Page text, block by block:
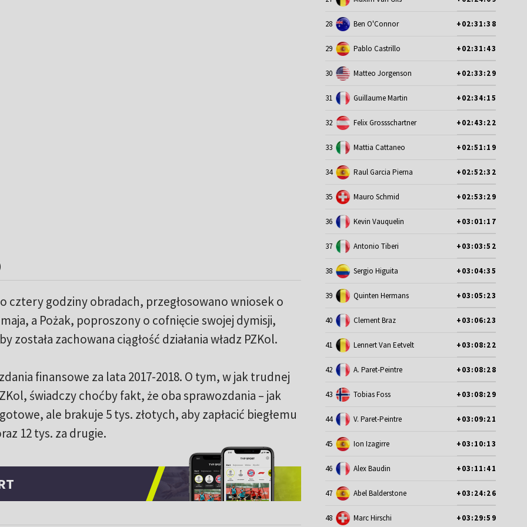
#JANUSZ POŻAK #KOLARSTWO
UDOSTĘPNIJ NA X
Polka dziewiąta na szóstym etapie Tour de
28 Ben O'Connor +02:31:38
29 Pablo Castrillo +02:31:43
30 Matteo Jorgenson +02:33:29
31 Guillaume Martin +02:34:15
32 Felix Grossschartner +02:43:22
33 Mattia Cattaneo +02:51:19
34 Raul Garcia Pierna +02:52:32
35 Mauro Schmid +02:53:29
36 Kevin Vauquelin +03:01:17
37 Antonio Tiberi +03:03:52
38 Sergio Higuita +03:04:35
39 Quinten Hermans +03:05:23
40 Clement Braz +03:06:23
41 Lennert Van Eetvelt +03:08:22
42 A. Paret-Peintre +03:08:28
43 Tobias Foss +03:08:29
44 V. Paret-Peintre +03:09:21
45 Ion Izagirre +03:10:13
46 Alex Baudin +03:11:41
47 Abel Balderstone +03:24:26
48 Marc Hirschi +03:29:59